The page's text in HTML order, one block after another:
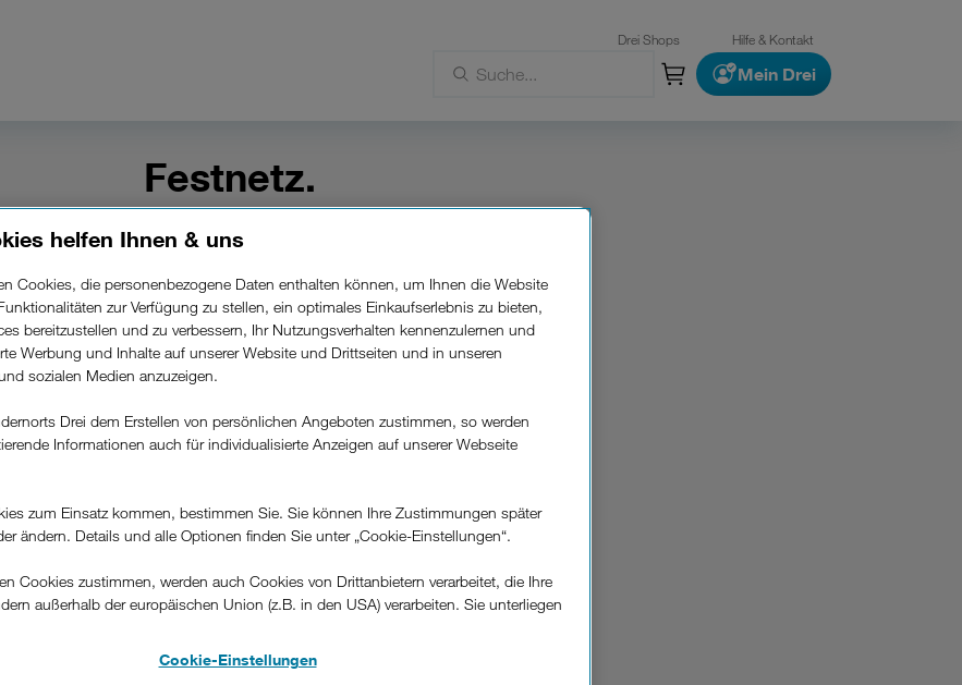
Drei Shops Hilfe & Kontakt
Mein Drei
Festnetz.
Drei (Internet, Telefonie, simpliTV u.a.)
Kundenzone Festnetz
Kundenzone Festnetz Registrierung
Kundenzone Festnetz -
Registrierungsdaten anfordern
Kundenzone Festnetz Passwort
vergessen
IN Dienste
SLA Monolith Assure Now
helfen Ihnen & uns
Cookies, die personenbezogene Daten enthalten können, um Ihnen die Website
zur Verfügung zu stellen, ein optimales Einkaufserlebnis zu bieten,
bereitzustellen und zu verbessern, Ihr Nutzungsverhalten kennenzulernen und
Werbung und Inhalte auf unserer Website und Drittseiten und in unseren
sozialen Medien anzuzeigen.
Drei dem Erstellen von persönlichen Angeboten zustimmen, so werden
Informationen auch für individualisierte Anzeigen auf unserer Webseite
zum Einsatz kommen, bestimmen Sie. Sie können Ihre Zustimmungen später
ändern. Details und alle Optionen finden Sie unter „Cookie-Einstellungen“.
Cookies zustimmen, werden auch Cookies von Drittanbietern verarbeitet, die Ihre
außerhalb der europäischen Union (z.B. in den USA) verarbeiten. Sie unterliegen
Cookie-Einstellungen